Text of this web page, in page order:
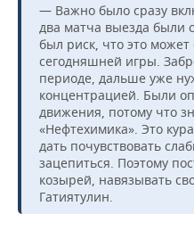
— Важно было сразу
два матча выезда были
был риск, что это может
сегодняшней игры.
периоде, дальше уже
концентрацией. Были
движения, потому что
«Нефтехимика». Это
дать почувствовать
зацепиться. Поэтому
козырей, навязывать
Гатиятулин.